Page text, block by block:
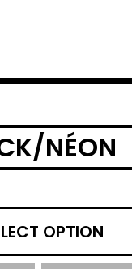
NÉON